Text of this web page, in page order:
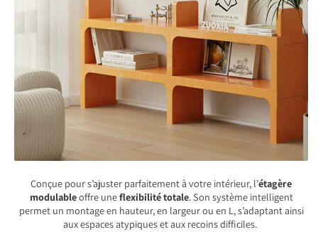
Conçue pour s’ajuster parfaitement à votre intérieur, l’étagère
modulableoffre uneflexibilité totale. Son système intelligent
permet un montage en hauteur, en largeur ou en L, s’adaptant ainsi
aux espaces atypiques et aux recoins difficiles.